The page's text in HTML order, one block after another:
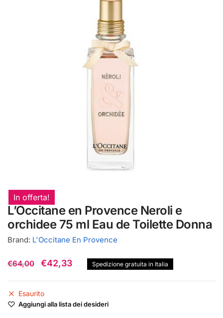
In offerta!
L’Occitane en Provence Neroli e
orchidee 75 ml Eau de Toilette Donna
Brand: L'Occitane En Provence
€64,00
Il
originale
era:
€42,33
è:
Spedizione gratuita in Italia
Esaurito
Aggiungi alla lista dei desideri